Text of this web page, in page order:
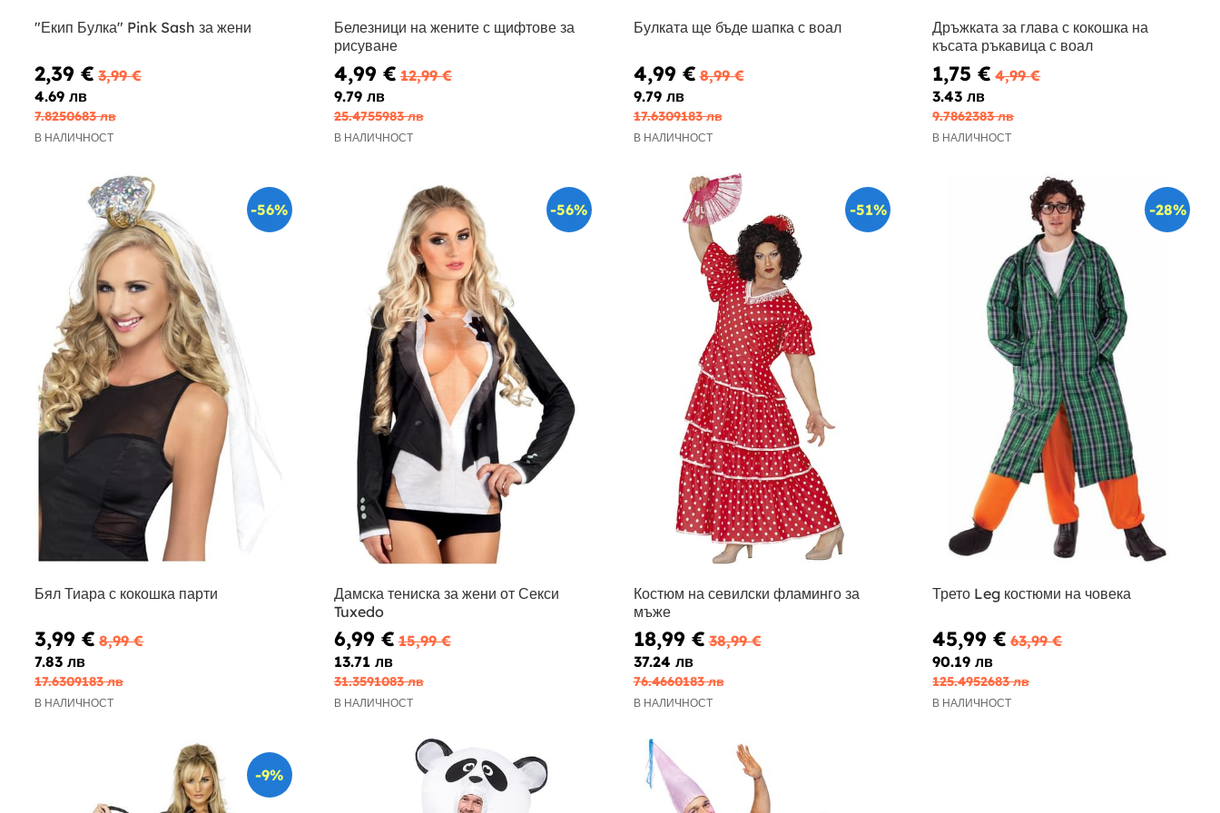
"Екип Булка" Pink Sash за жени
2,39 € 3,99 €
4.69 лв
7.8250683 лв
В НАЛИЧНОСТ
Белезници на жените с щифтове за
рисуване
4,99 € 12,99 €
9.79 лв
25.4755983 лв
В НАЛИЧНОСТ
Булката ще бъде шапка с воал
4,99 € 8,99 €
9.79 лв
17.6309183 лв
В НАЛИЧНОСТ
Дръжката за глава с кокошка на
късата ръкавица с воал
1,75 € 4,99 €
3.43 лв
9.7862383 лв
В НАЛИЧНОСТ
-56%
Бял Тиара с кокошка парти
3,99 € 8,99 €
7.83 лв
17.6309183 лв
В НАЛИЧНОСТ
-56%
Дамска тениска за жени от Секси
Tuxedo
6,99 € 15,99 €
13.71 лв
31.3591083 лв
В НАЛИЧНОСТ
-51%
Костюм на севилски фламинго за
мъже
18,99 € 38,99 €
37.24 лв
76.4660183 лв
В НАЛИЧНОСТ
-28%
Трето Leg костюми на човека
45,99 € 63,99 €
90.19 лв
125.4952683 лв
В НАЛИЧНОСТ
-9%